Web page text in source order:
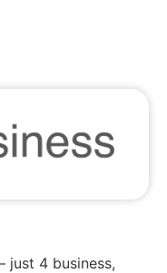
just 4 business,